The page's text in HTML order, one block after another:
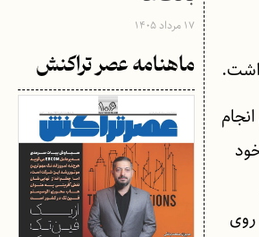
۱۷ مرداد ۱۴۰۵
ماهنامه عصر تراکنش